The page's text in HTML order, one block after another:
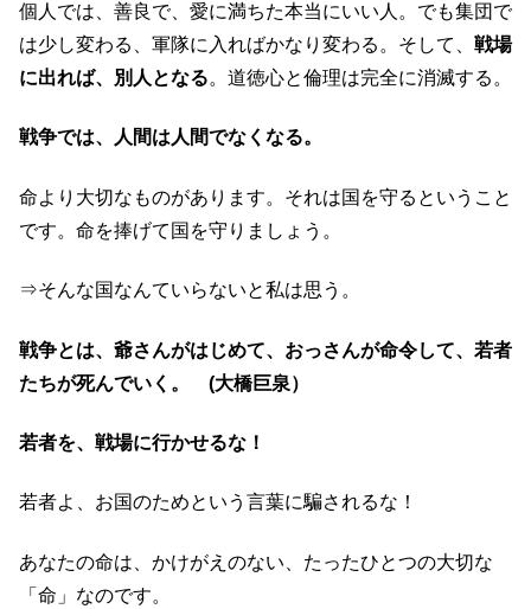
個人では、善良で、愛に満ちた本当にいい人。でも集団で
は少し変わる、軍隊に入ればかなり変わる。そして、 戦場
に出れば、別人となる。道徳心と倫理は完全に消滅する。
戦争では、人間は人間でなくなる。
命より大切なものがあります。それは国を守るということ
です。命を捧げて国を守りましょう。
⇒そんな国なんていらないと私は思う。
戦争とは、爺さんがはじめて、おっさんが命令して、若者
たちが死んでいく。 (大橋巨泉）
若者を、戦場に行かせるな！
若者よ、お国のためという言葉に騙されるな！
あなたの命は、かけがえのない、たったひとつの大切な
「命」なのです。